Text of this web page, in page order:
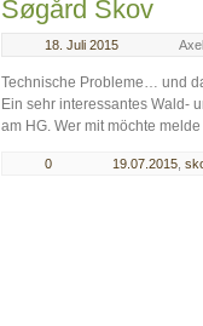
Søgård Skov
18. Juli 2015 Axel
Technische Probleme… und
Ein sehr interessantes Wald-
am HG. Wer mit möchte
0 19.07.2015